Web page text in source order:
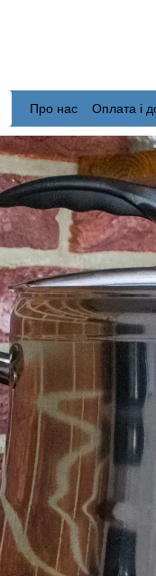
Про нас Оплата і